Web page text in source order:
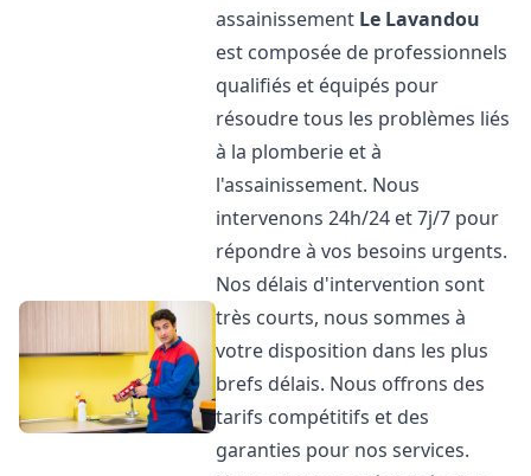
assainissement Le Lavandou
est composée de professionnels
qualifiés et équipés pour
résoudre tous les problèmes liés
à la plomberie et à
l'assainissement. Nous
intervenons 24h/24 et 7j/7 pour
répondre à vos besoins urgents.
Nos délais d'intervention sont
très courts, nous sommes à
votre disposition dans les plus
brefs délais. Nous offrons des
tarifs compétitifs et des
garanties pour nos services.